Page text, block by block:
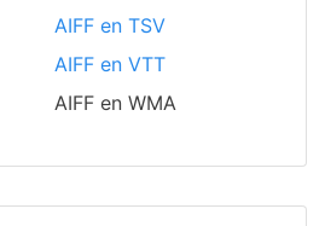
AIFF en TSV
AIFF en VTT
AIFF en WMA